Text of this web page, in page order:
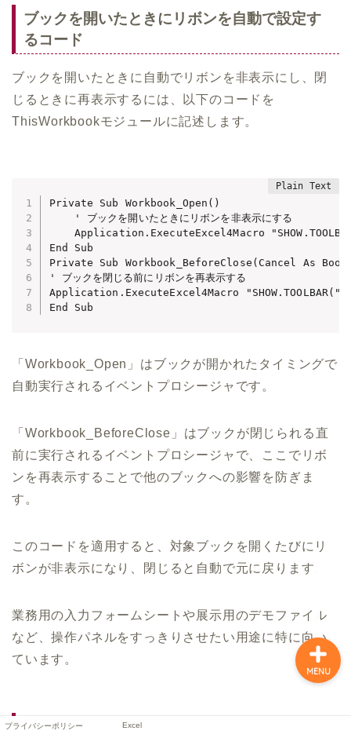
ブックを開いたときにリボンを自動で設定す
るコード
ブックを開いたときに自動でリボンを非表示にし、閉
じるときに再表示するには、以下のコードを
ThisWorkbookモジュールに記述します。
Private Sub Workbook_Open()
    ' ブックを開いたときにリボンを非表示にする
Application.ExecuteExcel4Macro
End Sub
Private Sub Workbook_BeforeClose(Cancel As
' ブックを閉じる前にリボンを再表示する
Application.ExecuteExcel4Macro
End Sub
「Workbook_Open」はブックが開かれたタイミングで
自動実行されるイベントプロシージャです。
「Workbook_BeforeClose」はブックが閉じられる直
前に実行されるイベントプロシージャで、ここでリボ
ンを再表示することで他のブックへの影響を防ぎま
す。
このコードを適用すると、対象ブックを開くたびにリ
ボンが非表示になり、閉じると自動で元に戻ります。
業務用の入力フォームシートや展示用のデモファイル
など、操作パネルをすっきりさせたい用途に特に向い
ています。
VBAコードをThisWorkbookモジュールに記
プライバシーポリシー Excel
MENU
プライバシーポリシー